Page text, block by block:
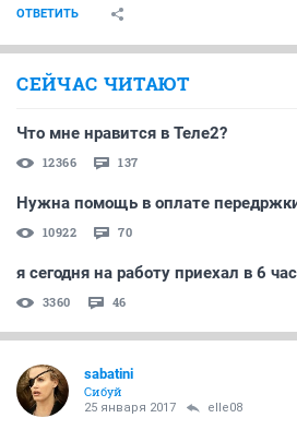
ОТВЕТИТЬ
СЕЙЧАС ЧИТАЮТ
Что мне нравится в Теле2?
12366 137
Нужна помощь в оплате
10922 70
я сегодня на работу приехал в 6
3360 46
sabatini
Сибуй
25 января 2017 elle08